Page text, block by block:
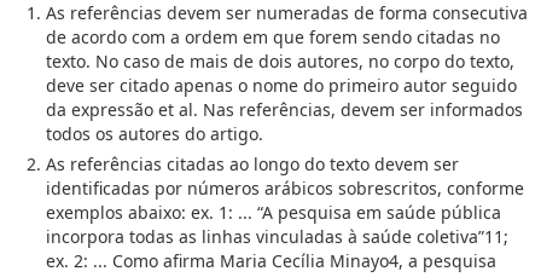
As referências devem ser numeradas de forma consecutiva
de acordo com a ordem em que forem sendo citadas no
texto. No caso de mais de dois autores, no corpo do texto,
deve ser citado apenas o nome do primeiro autor seguido
da expressão et al. Nas referências, devem ser informados
todos os autores do artigo.
As referências citadas ao longo do texto devem ser
identificadas por números arábicos sobrescritos, conforme
exemplos abaixo: ex. 1: ... “A pesquisa em saúde pública
incorpora todas as linhas vinculadas à saúde coletiva”11;
ex. 2: ... Como afirma Maria Cecília Minayo4, a pesquisa